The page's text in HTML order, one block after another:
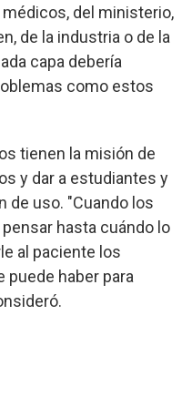
del ministerio,
de la industria o de la
capa debería
como estos
tienen la misión de
y dar a estudiantes y
de uso. "Cuando los
hasta cuándo lo
al paciente los
haber para